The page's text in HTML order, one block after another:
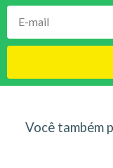
Você também